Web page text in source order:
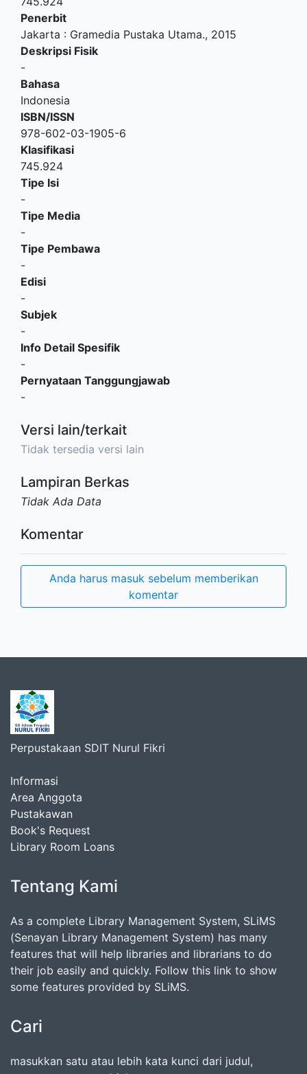
Penerbit
Jakarta : Gramedia Pustaka Utama., 2015
Deskripsi Fisik
-
Bahasa
Indonesia
ISBN/ISSN
978-602-03-1905-6
Klasifikasi
745.924
Tipe Isi
-
Tipe Media
-
Tipe Pembawa
-
Edisi
-
Subjek
-
Info Detail Spesifik
-
Pernyataan Tanggungjawab
-
Versi lain/terkait
Tidak tersedia versi lain
Lampiran Berkas
Tidak Ada Data
Komentar
Anda harus masuk sebelum memberikan
komentar
Perpustakaan SDIT Nurul Fikri
Informasi
Area Anggota
Pustakawan
Book's Request
Library Room Loans
Tentang Kami
As a complete Library Management System, SLiMS
(Senayan Library Management System) has many
features that will help libraries and librarians to do
their job easily and quickly. Follow this link to show
some features provided by SLiMS.
Cari
masukkan satu atau lebih kata kunci dari judul,